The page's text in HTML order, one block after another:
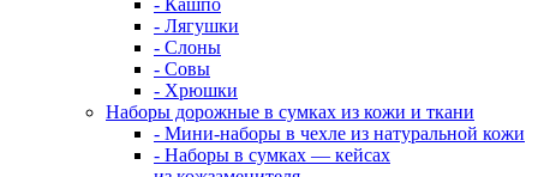
- Кашпо
- Лягушки
- Слоны
- Совы
- Хрюшки
Наборы дорожные в сумках из кожи и ткани
- Мини-наборы в чехле из натуральной кожи
- Наборы в сумках — кейсах